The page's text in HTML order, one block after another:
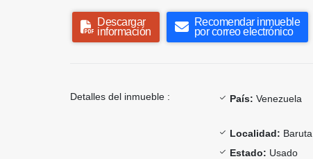
Descargar
información
Recomendar inmueble
por correo electrónico
Detalles del inmueble : País: Venezuela
Localidad: Baruta
Estado: Usado